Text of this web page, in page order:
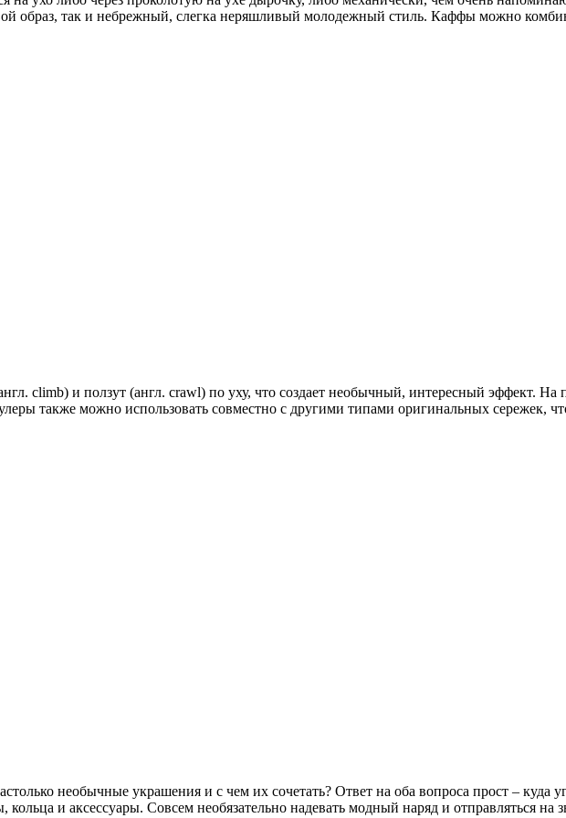
образ, так и небрежный, слегка неряшливый молодежный стиль. Каффы можно
climb) и ползут (англ. crawl) по уху, что создает необычный, интересный эффект. На
также можно использовать совместно с другими типами оригинальных сережек,
необычные украшения и с чем их сочетать? Ответ на оба вопроса прост – куда
и аксессуары. Совсем необязательно надевать модный наряд и отправляться